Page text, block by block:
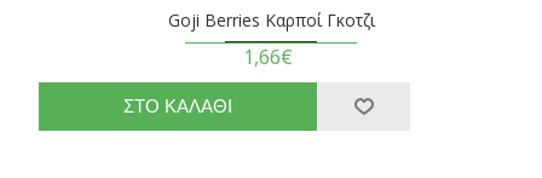
Goji Berries Καρποί Γκοτζι
1,66€